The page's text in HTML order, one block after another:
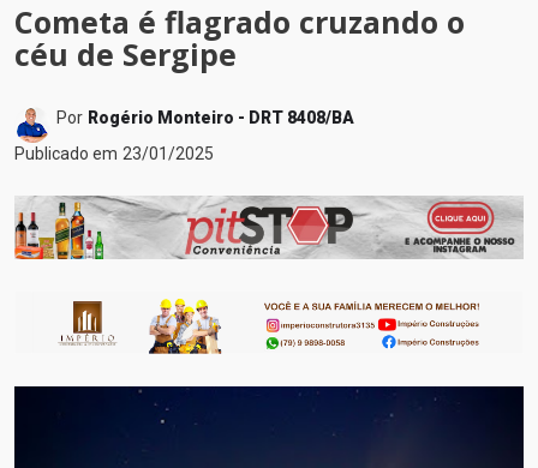
Cometa é flagrado cruzando o
céu de Sergipe
Por Rogério Monteiro - DRT 8408/BA
Publicado em 23/01/2025